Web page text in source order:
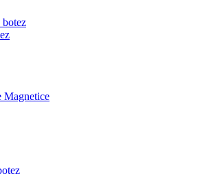
botez
Magnetice